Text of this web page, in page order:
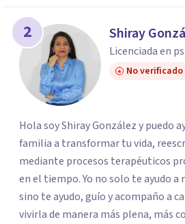
2 Shiray
Licenciada en
No verificado
Hola soy Shiray González y puedo
familia a transformar tu vida,
mediante procesos terapéuticos
en el tiempo. Yo no solo te ayudo
sino te ayudo, guío y acompaño a
vivirla de manera más plena, más